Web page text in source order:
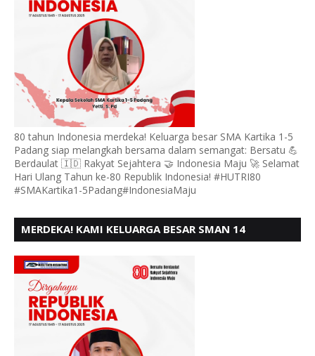
80 tahun Indonesia merdeka! Keluarga besar SMA Kartika 1-5
Padang siap melangkah bersama dalam semangat: Bersatu 💪
Berdaulat 🇮🇩 Rakyat Sejahtera 🤝 Indonesia Maju 🚀 Selamat
Hari Ulang Tahun ke-80 Republik Indonesia! #HUTRI80
#SMAKartika1-5Padang#IndonesiaMaju
MERDEKA! KAMI KELUARGA BESAR SMAN 14